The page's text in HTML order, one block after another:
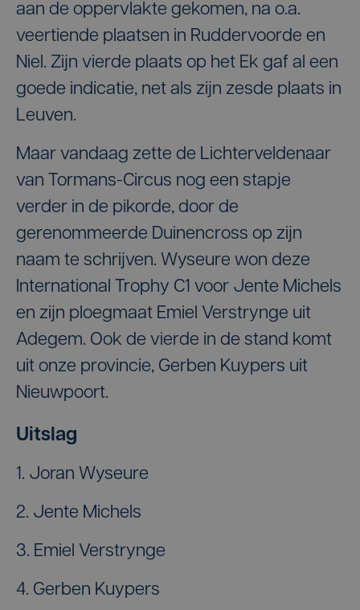
aan de oppervlakte gekomen, na o.a.
veertiende plaatsen in Ruddervoorde en
Niel. Zijn vierde plaats op het Ek gaf al een
goede indicatie, net als zijn zesde plaats in
Leuven.
Maar vandaag zette de Lichterveldenaar
van Tormans-Circus nog een stapje
verder in de pikorde, door de
gerenommeerde Duinencross op zijn
naam te schrijven. Wyseure won deze
International Trophy C1 voor Jente Michels
en zijn ploegmaat Emiel Verstrynge uit
Adegem. Ook de vierde in de stand komt
uit onze provincie, Gerben Kuypers uit
Nieuwpoort.
Uitslag
1. Joran Wyseure
2. Jente Michels
3. Emiel Verstrynge
4. Gerben Kuypers